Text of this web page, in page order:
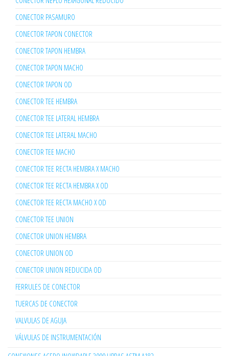
CONECTOR PASAMURO
CONECTOR TAPON CONECTOR
CONECTOR TAPON HEMBRA
CONECTOR TAPON MACHO
CONECTOR TAPON OD
CONECTOR TEE HEMBRA
CONECTOR TEE LATERAL HEMBRA
CONECTOR TEE LATERAL MACHO
CONECTOR TEE MACHO
CONECTOR TEE RECTA HEMBRA X MACHO
CONECTOR TEE RECTA HEMBRA X OD
CONECTOR TEE RECTA MACHO X OD
CONECTOR TEE UNION
CONECTOR UNION HEMBRA
CONECTOR UNION OD
CONECTOR UNION REDUCIDA OD
FERRULES DE CONECTOR
TUERCAS DE CONECTOR
VALVULAS DE AGUJA
VÁLVULAS DE INSTRUMENTACIÓN